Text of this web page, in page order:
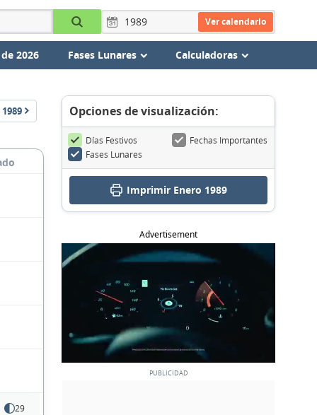
Ver calendario
2026 Fases Lunares Calculadoras
1989
29
Opciones de visualización:
Días Festivos
Fechas Importantes
Fases Lunares
Imprimir Enero 1989
Advertisement